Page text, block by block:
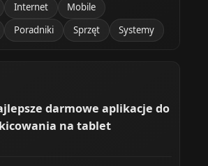
Internet
Mobile
Poradniki Sprzęt Systemy
darmowe aplikacje do
na tablet